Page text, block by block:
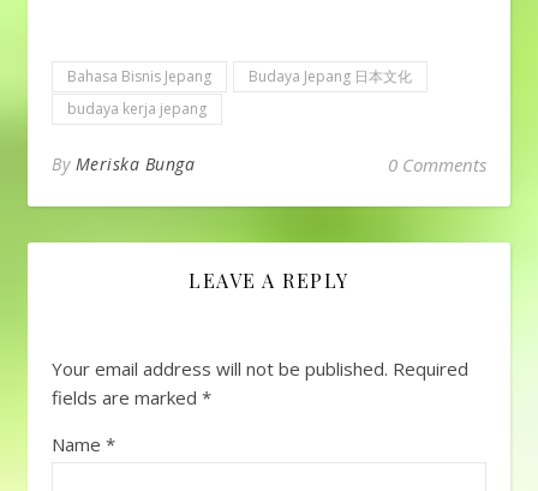
hampir di semua
situasi, membungkuk…
Bahasa Bisnis Jepang
Budaya Jepang 日本文化
budaya kerja jepang
By Meriska Bunga 0 Comments
LEAVE A REPLY
Your email address will not be published. Required
fields are marked *
Name *